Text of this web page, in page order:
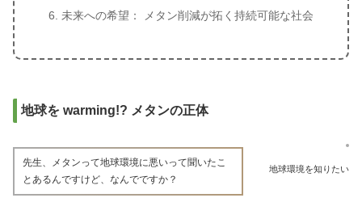
未来への希望： メタン削減が拓く持続可能な社会
地球を warming!? メタンの正体
地球環境を知りたい
先生、メタンって地球環境に悪いって聞いたこ
とあるんですけど、なんでですか？